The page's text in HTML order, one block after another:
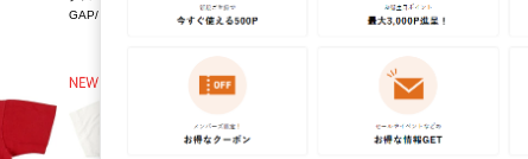
GAP/ギャップ
ャツ トレーナー